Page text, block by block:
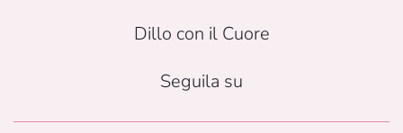
Dillo con il Cuore
Seguila su